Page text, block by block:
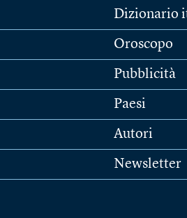
Dizionario
Oroscopo
Pubblicità
Paesi
Autori
Newsletter